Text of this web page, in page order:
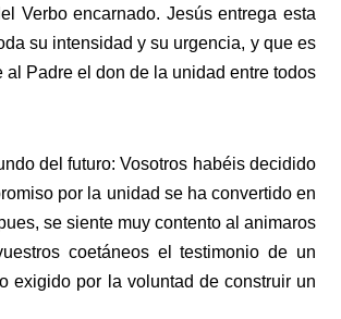
Verbo encarnado. Jesús entrega esta
su intensidad y su urgencia, y que es
Padre el don de la unidad entre todos
del futuro: Vosotros habéis decidido
por la unidad se ha convertido en
se siente muy contento al animaros
coetáneos el testimonio de un
exigido por la voluntad de construir un